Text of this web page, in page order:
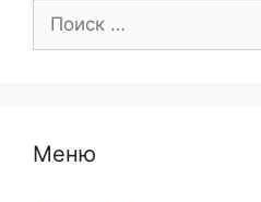
Меню